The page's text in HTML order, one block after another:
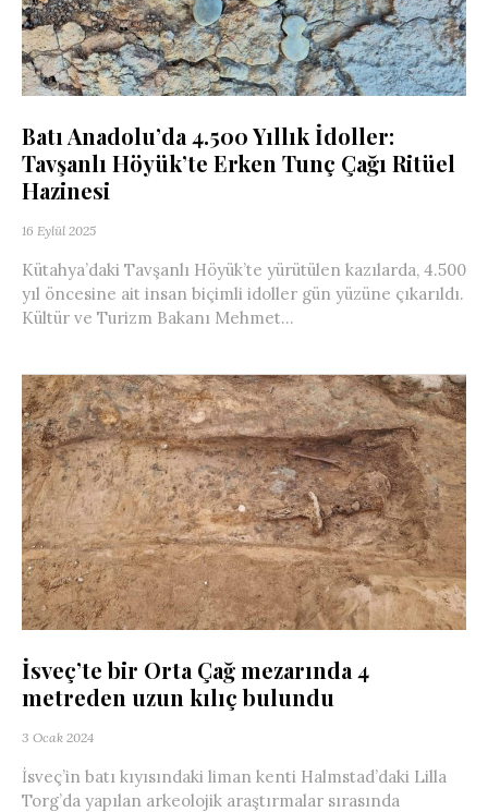
Batı Anadolu’da 4.500 Yıllık İdoller:
Tavşanlı Höyük’te Erken Tunç Çağı Ritüel
Hazinesi
16 Eylül 2025
Kütahya’daki Tavşanlı Höyük’te yürütülen kazılarda, 4.500
yıl öncesine ait insan biçimli idoller gün yüzüne çıkarıldı.
Kültür ve Turizm Bakanı Mehmet...
İsveç’te bir Orta Çağ mezarında 4
metreden uzun kılıç bulundu
3 Ocak 2024
İsveç’in batı kıyısındaki liman kenti Halmstad’daki Lilla
Torg’da yapılan arkeolojik araştırmalar sırasında